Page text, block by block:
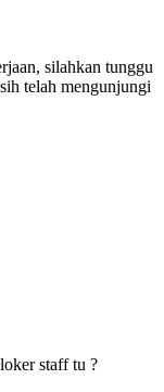
silahkan tunggu
telah mengunjungi
staff tu ?